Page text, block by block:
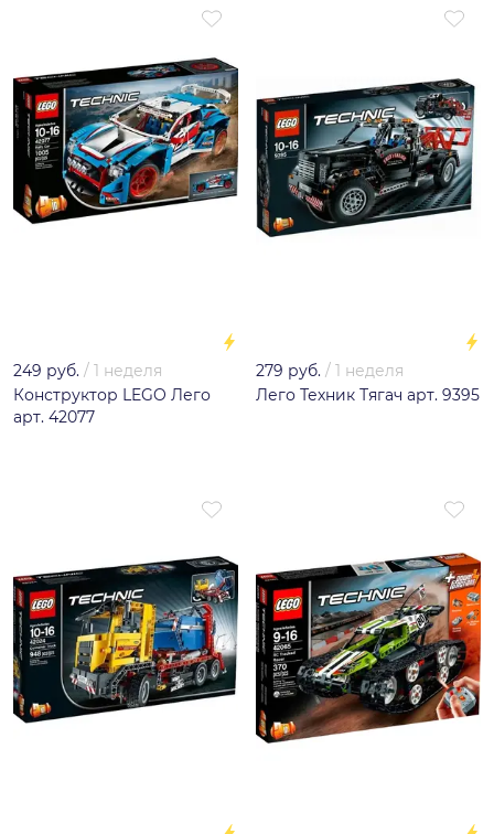
249 руб. / 1 неделя
Конструктор LEGO Лего
арт. 42077
279 руб. / 1 неделя
Лего Техник Тягач арт. 9395